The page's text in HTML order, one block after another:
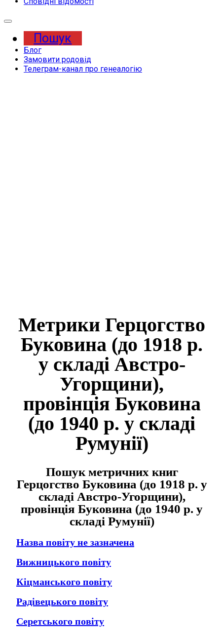
Expand
Пошук
Блог
Замовити родовід
Телеграм-канал про генеалогію
Метрики Герцогство
Буковина (до 1918 р.
у складі Австро-
Угорщини),
провінція Буковина
(до 1940 р. у складі
Румунії)
Пошук метричних книг
Герцогство Буковина (до 1918 р. у
складі Австро-Угорщини),
провінція Буковина (до 1940 р. у
складі Румунії)
Назва повіту не зазначена
Вижницького повіту
Кіцманського повіту
Радівецького повіту
Серетського повіту